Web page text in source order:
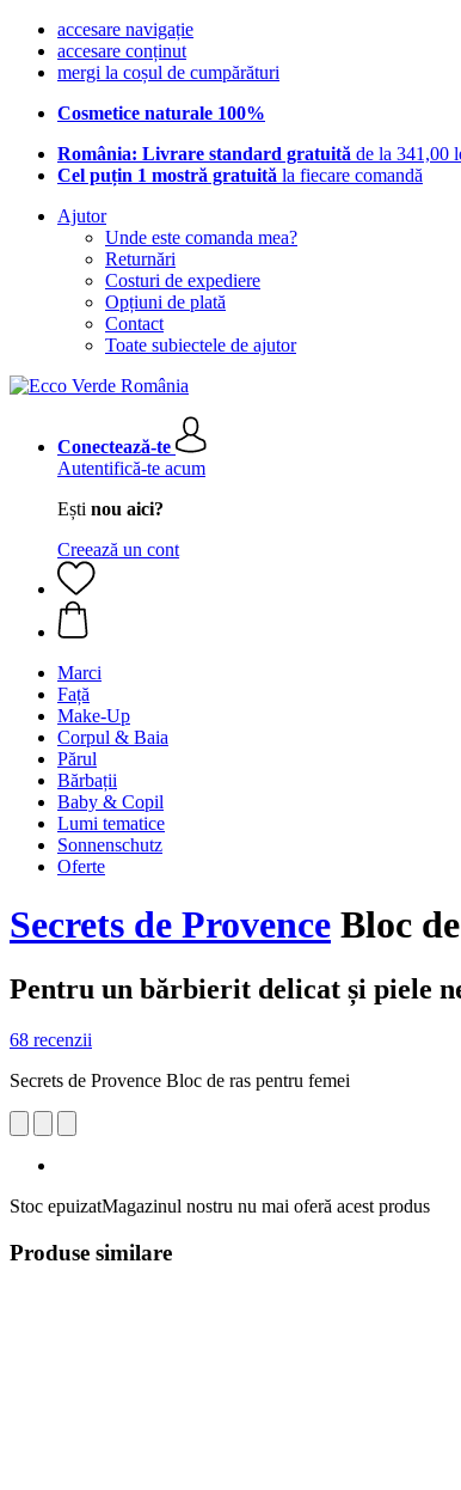
accesare navigație
accesare conținut
mergi la coșul de cumpărături
Cosmetice naturale 100%
România: Livrare standard gratuită de la 341,00
Cel puțin 1 mostră gratuită la fiecare comandă
Ajutor
Unde este comanda mea?
Returnări
Costuri de expediere
Opțiuni de plată
Contact
Toate subiectele de ajutor
Conectează-te
Autentifică-te acum
Ești nou aici?
Creează un cont
Marci
Față
Make-Up
Corpul & Baia
Părul
Bărbații
Baby & Copil
Lumi tematice
Sonnenschutz
Oferte
Secrets de Provence Bloc
Pentru un bărbierit delicat și piele
68 recenzii
Secrets de Provence Bloc de ras pentru femei
Stoc epuizatMagazinul nostru nu mai oferă acest produs
Produse similare